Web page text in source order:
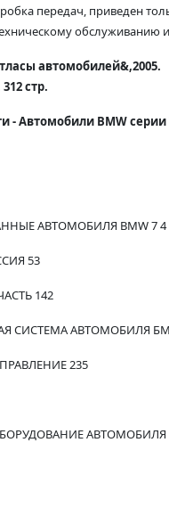
передач, приведен
обслуживанию
автомобилей&,2005.
стр.
- Автомобили BMW серии
АВТОМОБИЛЯ BMW 7 4
53
142
СИСТЕМА АВТОМОБИЛЯ
235
АВТОМОБИЛЯ